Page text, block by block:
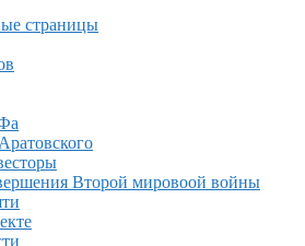
страницы
Второй мировоой войны